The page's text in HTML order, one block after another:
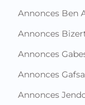
Annonces Ben
Annonces
Annonces
Annonces Gafsa
Annonces